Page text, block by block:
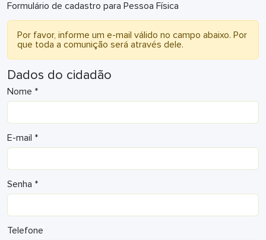
Formulário de cadastro para Pessoa Física
Por favor, informe um e-mail válido no campo abaixo. Por
que toda a comunição será através dele.
Dados do cidadão
Nome *
E-mail *
Senha *
Telefone